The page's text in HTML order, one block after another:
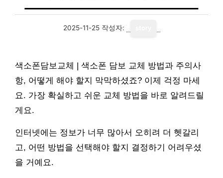
2025-11-25 작성자:
색소폰담보교체 | 색소폰 담보 교체 방법과 주의사
항, 어떻게 해야 할지 막막하셨죠? 이제 걱정 마세
요. 가장 확실하고 쉬운 교체 방법을 바로 알려드릴
게요.
인터넷에는 정보가 너무 많아서 오히려 더 헷갈리
고, 어떤 방법을 선택해야 할지 결정하기 어려우셨
을 거예요.